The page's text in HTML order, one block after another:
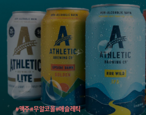
#맥주#무알코올#애슬레틱